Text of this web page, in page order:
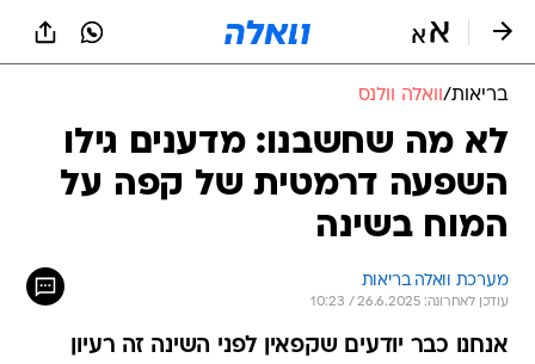
בריאות/ וואלה וולנס
לא מה שחשבנו: מדענים גילו
השפעה דרמטית של קפה על
המוח בשינה
מערכת וואלה בריאות
עודכן לאחרונה: 26.6.2025 / 10:23
אנחנו כבר יודעים שקפאין לפני השינה זה רעיון